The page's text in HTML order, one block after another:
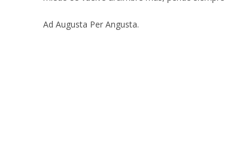
Ad Augusta Per Angusta.